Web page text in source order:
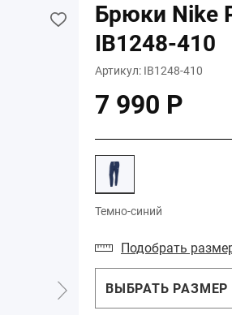
Брюки Nike
IB1248-410
Артикул: IB1248-410
7 990 Р
Темно-синий
Подобрать
ВЫБРАТЬ РАЗМЕР